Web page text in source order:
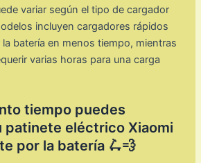
variar según el tipo de cargador
incluyen cargadores rápidos
batería en menos tiempo, mientras
varias horas para una carga
tiempo puedes
eléctrico Xiaomi
por la batería 🛴💨